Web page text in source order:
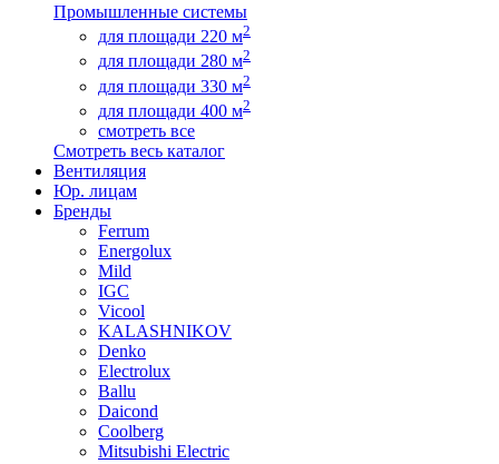
Промышленные системы
для площади 220 м2
для площади 280 м2
для площади 330 м2
для площади 400 м2
смотреть все
Смотреть весь каталог
Вентиляция
Юр. лицам
Бренды
Ferrum
Energolux
Mild
IGC
Vicool
KALASHNIKOV
Denko
Electrolux
Ballu
Daicond
Coolberg
Mitsubishi Electric